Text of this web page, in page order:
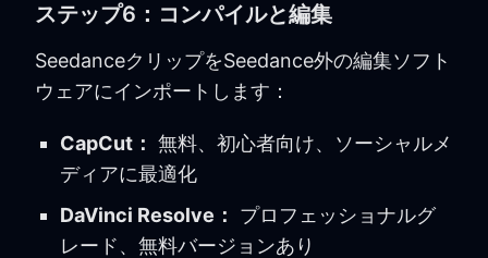
ステップ6：コンパイルと編集
SeedanceクリップをSeedance外の編集ソフト
ウェアにインポートします：
CapCut： 無料、初心者向け、ソーシャルメ
ディアに最適化
DaVinci Resolve：
プロフェッショナルグ
レード、無料バージョンあり